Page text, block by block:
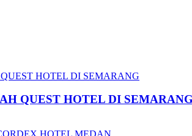
QUEST HOTEL DI